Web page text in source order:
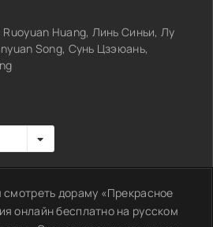
Huang, Линь Синьи, Лу
Song, Сунь Цзэюань,
смотреть дораму «Прекрасное
онлайн бесплатно на русском